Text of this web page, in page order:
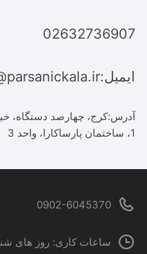
02632736907
ایمیل:shop@parsanickala.ir
آدرس:کرج، چهارصد دستگاه،
1، ساختمان پارساکارا، واحد 3
0902-6045370
ساعات کاری: روز های شنبه